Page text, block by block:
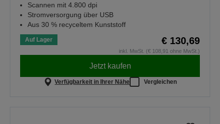
Scannen mit 4.800 dpi
Stromversorgung über USB
Aus 30 % recyceltem Kunststoff
Auf Lager € 130,69
inkl. MwSt. (€ 108,91 ohne MwSt.)
Jetzt kaufen
Verfügbarkeit in Ihrer Nähe Vergleichen